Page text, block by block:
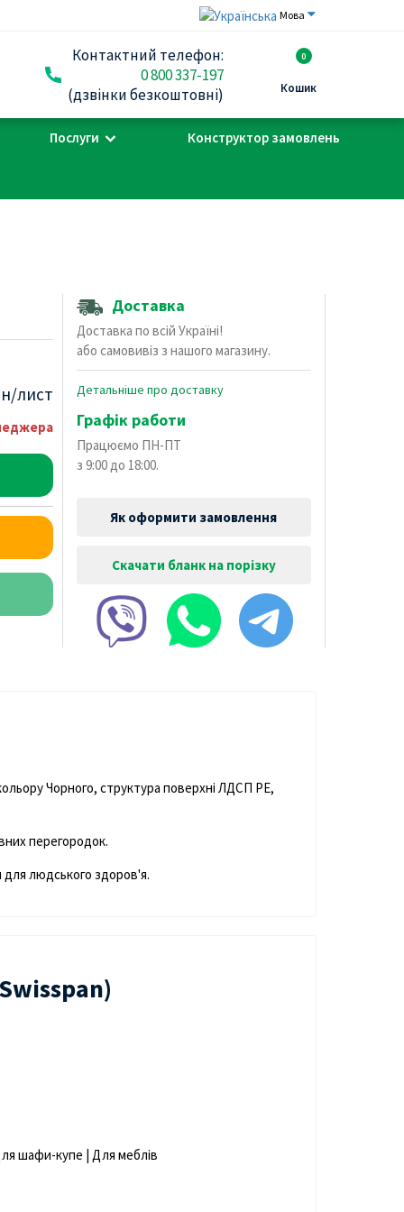
Мова
Контактний телефон:
0 800 337-197
(дзвінки безкоштовні)
0
Кошик
Послуги Конструктор замовлень
лист
Доставка
Доставка по всій Україні!
або самовивіз з нашого магазину.
Детальніше про доставку
Графік работи
Працюємо ПН-ПТ
з 9:00 до 18:00.
Як оформити замовлення
Скачати бланк на порізку
Чорного, структура поверхні ЛДСП PE,
перегородок.
для людського здоров'я.
шафи-купе | Для меблів